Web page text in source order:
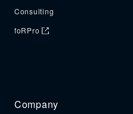
Consulting
foRPro
Company